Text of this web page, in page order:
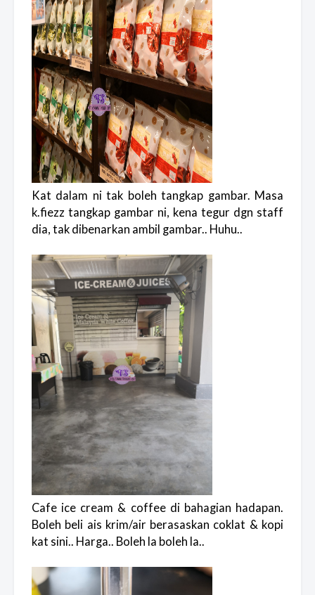
Kat dalam ni tak boleh tangkap gambar. Masa
k.fiezz tangkap gambar ni, kena tegur dgn staff
dia, tak dibenarkan ambil gambar.. Huhu..
Cafe ice cream & coffee di bahagian hadapan.
Boleh beli ais krim/air berasaskan coklat & kopi
kat sini.. Harga.. Boleh la boleh la..